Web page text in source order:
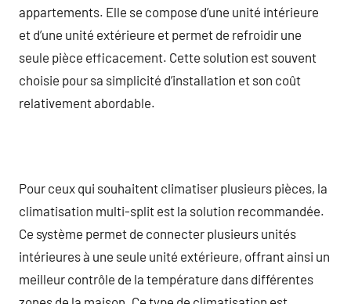
appartements. Elle se compose d’une unité intérieure
et d’une unité extérieure et permet de refroidir une
seule pièce efficacement. Cette solution est souvent
choisie pour sa simplicité d’installation et son coût
relativement abordable.
Pour ceux qui souhaitent climatiser plusieurs pièces, la
climatisation multi-split est la solution recommandée.
Ce système permet de connecter plusieurs unités
intérieures à une seule unité extérieure, offrant ainsi un
meilleur contrôle de la température dans différentes